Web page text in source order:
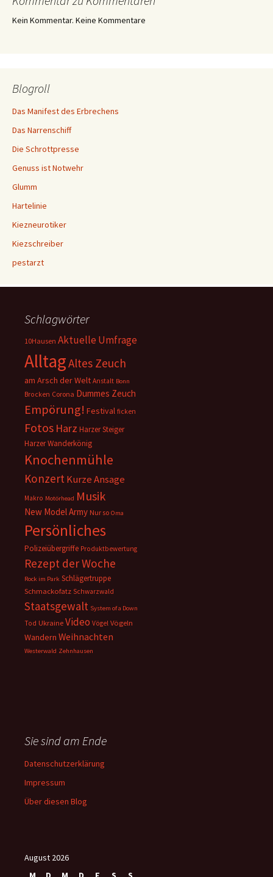
Kein Kommentar. Keine Kommentare
Blogroll
Das Manifest des Erbrechens
Das Narrenschiff
Die Schrottpresse
Genuss ist Notwehr
Glumm
Hartelinie
Kiezneurotiker
Kiezschreiber
pestarzt
Schlagwörter
10Hausen Aktuelle Umfrage
AlltagAltes Zeuch
am Arsch der Welt Anstalt Bonn
Brocken Corona Dummes Zeuch
Empörung! Festival ficken
Fotos Harz Harzer Steiger
Harzer Wanderkönig
Knochenmühle
KonzertKurze Ansage
Makro Motörhead Musik
New Model Army Nur so Oma
Persönliches
Polizeiübergriffe Produktbewertung
Rezept der Woche
Rock im Park Schlägertruppe
Schmackofatz Schwarzwald
Staatsgewalt System of a Down
Tod Ukraine Video Vögel Vögeln
Wandern Weihnachten
Westerwald Zehnhausen
Sie sind am Ende
Datenschutzerklärung
Impressum
Über diesen Blog
August 2026